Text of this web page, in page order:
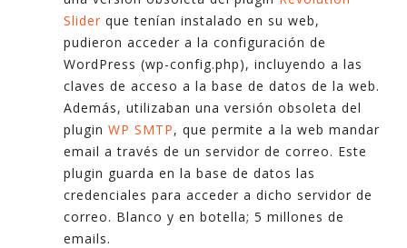
Slider que tenían instalado en su web,
pudieron acceder a la configuración de
WordPress (wp-config.php), incluyendo a las
claves de acceso a la base de datos de la web.
Además, utilizaban una versión obsoleta del
plugin WP SMTP, que permite a la web mandar
email a través de un servidor de correo. Este
plugin guarda en la base de datos las
credenciales para acceder a dicho servidor de
correo. Blanco y en botella; 5 millones de
emails.